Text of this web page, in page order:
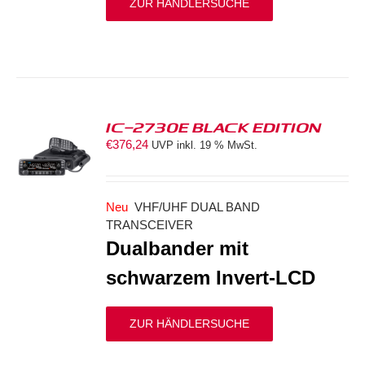
ZUR HÄNDLERSUCHE
IC-2730E BLACK EDITION
€376,24 UVP inkl. 19 % MwSt.
Neu VHF/UHF DUAL BAND
TRANSCEIVER
Dualbander mit
schwarzem Invert-LCD
ZUR HÄNDLERSUCHE